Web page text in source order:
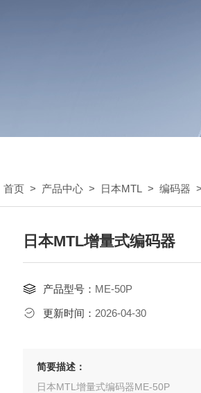
首页 > 产品中心 > 日本MTL > 编码器
日本MTL增量式编码器
产品型号： ME-50P
更新时间： 2026-04-30
简要描述：
日本MTL增量式编码器ME-50P